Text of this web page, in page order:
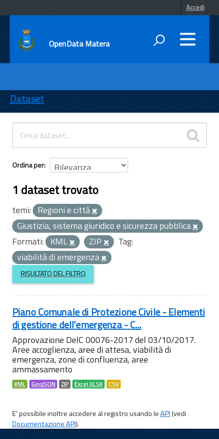
Accedi
OpenData Matera
ENTI
TEMI
INFORMAZIONI
Dataset
Ordina per
1 dataset trovato
temi: Regioni e città
Giustizia, sistema giuridico e sicurezza pubblica
Formati: KML ZIP
Tag:
viabilità di emergenza
RISULTATO DEL FILTRO
Piano Comunale di Protezione Civile - Elementi
di gestione dell'emergenza - C...
Approvazione DelC 00076-2017 del 03/10/2017.
Aree accoglienza, aree di attesa, viabilità di
emergenza, zone di confluenza, aree
ammassamento
KML GeoJSON ZIP Excel XLSX CSV
E' possibile inoltre accedere al registro usando leAPI(vedi
Documentazione API).